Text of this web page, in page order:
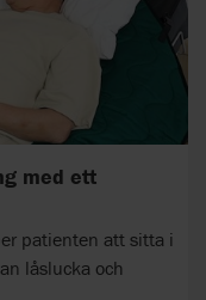
med ett
patienten att sitta i
låslucka och